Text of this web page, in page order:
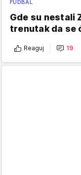
FUDBAL
Gde su nestali
trenutak da se
Reaguj 19